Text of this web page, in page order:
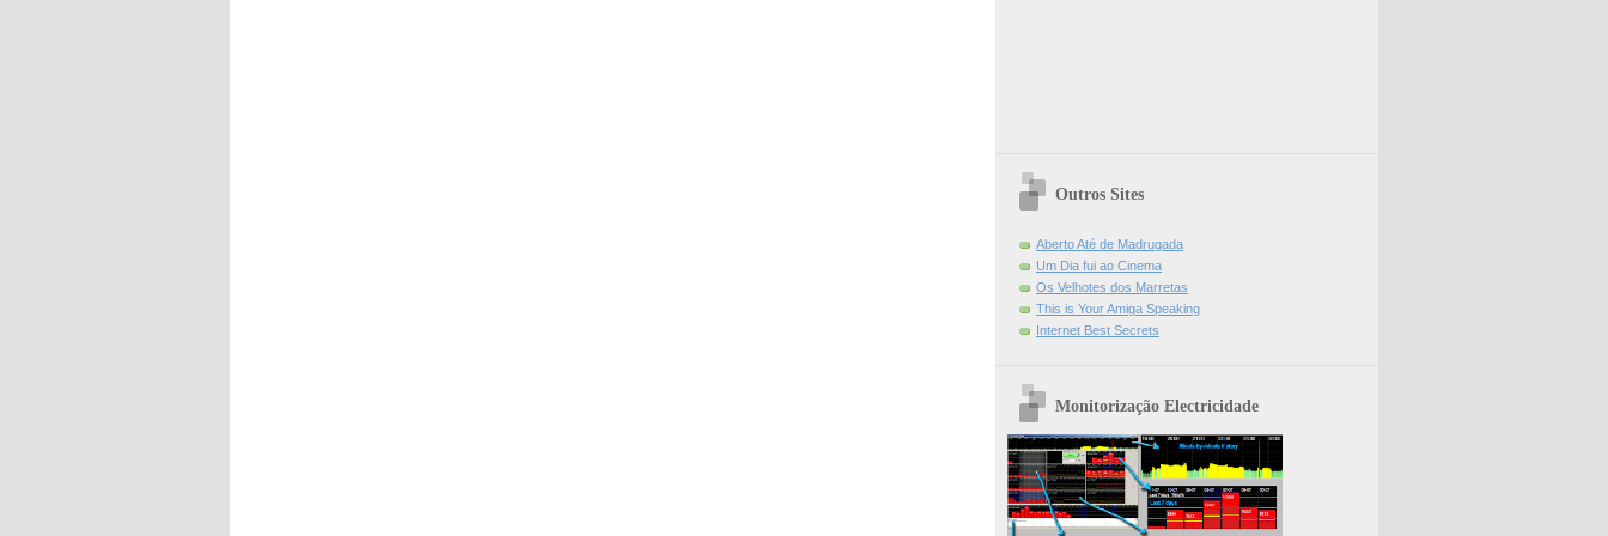
Outros Sites
Aberto Até de Madrugada
Um Dia fui ao Cinema
Os Velhotes dos Marretas
This is Your Amiga Speaking
Internet Best Secrets
Monitorização Electricidade